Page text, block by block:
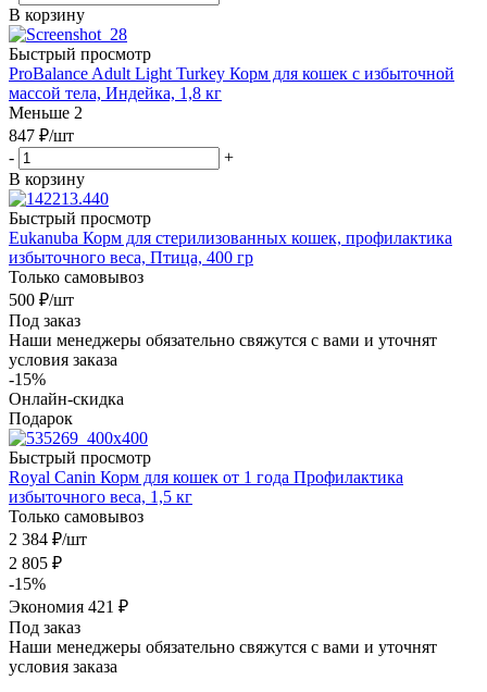
В корзину
Быстрый просмотр
ProBalance Adult Light Turkey Корм для кошек с избыточной
массой тела, Индейка, 1,8 кг
Меньше 2
847 ₽/шт
-
+
В корзину
Быстрый просмотр
Eukanuba Корм для стерилизованных кошек, профилактика
избыточного веса, Птица, 400 гр
Только самовывоз
500 ₽/шт
Под заказ
Наши менеджеры обязательно свяжутся с вами и уточнят
условия заказа
-15%
Онлайн-скидка
Подарок
Быстрый просмотр
Royal Canin Корм для кошек от 1 года Профилактика
избыточного веса, 1,5 кг
Только самовывоз
2 384 ₽/шт
2 805 ₽
-15%
Экономия 421 ₽
Под заказ
Наши менеджеры обязательно свяжутся с вами и уточнят
условия заказа